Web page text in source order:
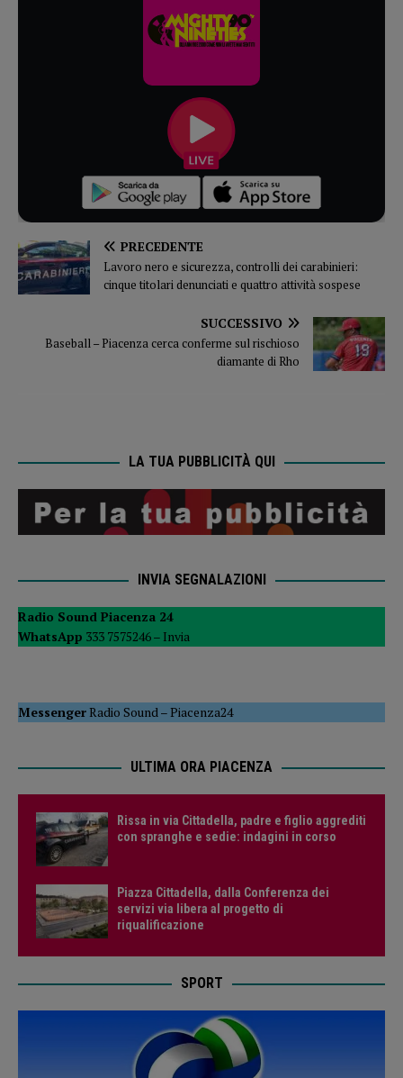
PRECEDENTE
Lavoro nero e sicurezza, controlli dei carabinieri:
cinque titolari denunciati e quattro attività sospese
SUCCESSIVO
Baseball – Piacenza cerca conferme sul rischioso
diamante di Rho
LA TUA PUBBLICITÀ QUI
INVIA SEGNALAZIONI
Radio Sound Piacenza 24
WhatsApp 333 7575246 – Invia
MessengerRadio Sound –Piacenza24
ULTIMA ORA PIACENZA
Rissa in via Cittadella, padre e figlio aggrediti
con spranghe e sedie: indagini in corso
Piazza Cittadella, dalla Conferenza dei
servizi via libera al progetto di
riqualificazione
SPORT